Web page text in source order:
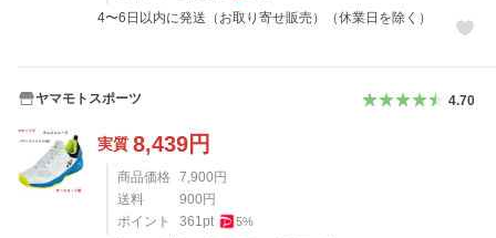
4〜6日以内に発送（お取り寄せ販売）（休業日を除く）
ヤマモトスポーツ 4.70
実質 8,439円
商品価格 7,900円
送料
900円
ポイント
361 pt 5%